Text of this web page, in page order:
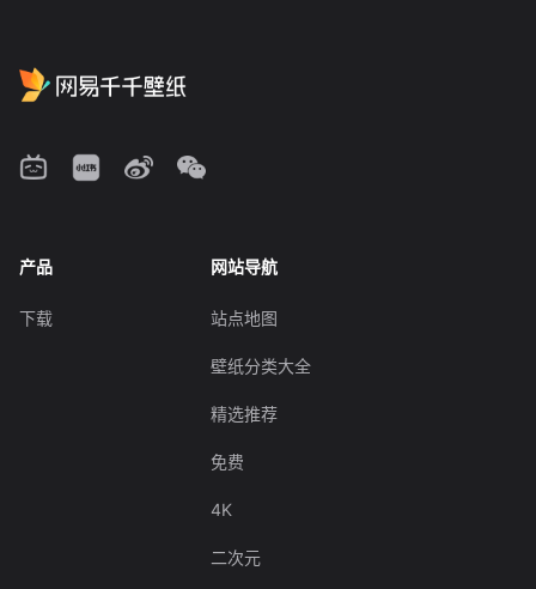
产品
下载
网站导航
站点地图
壁纸分类大全
精选推荐
免费
4K
二次元